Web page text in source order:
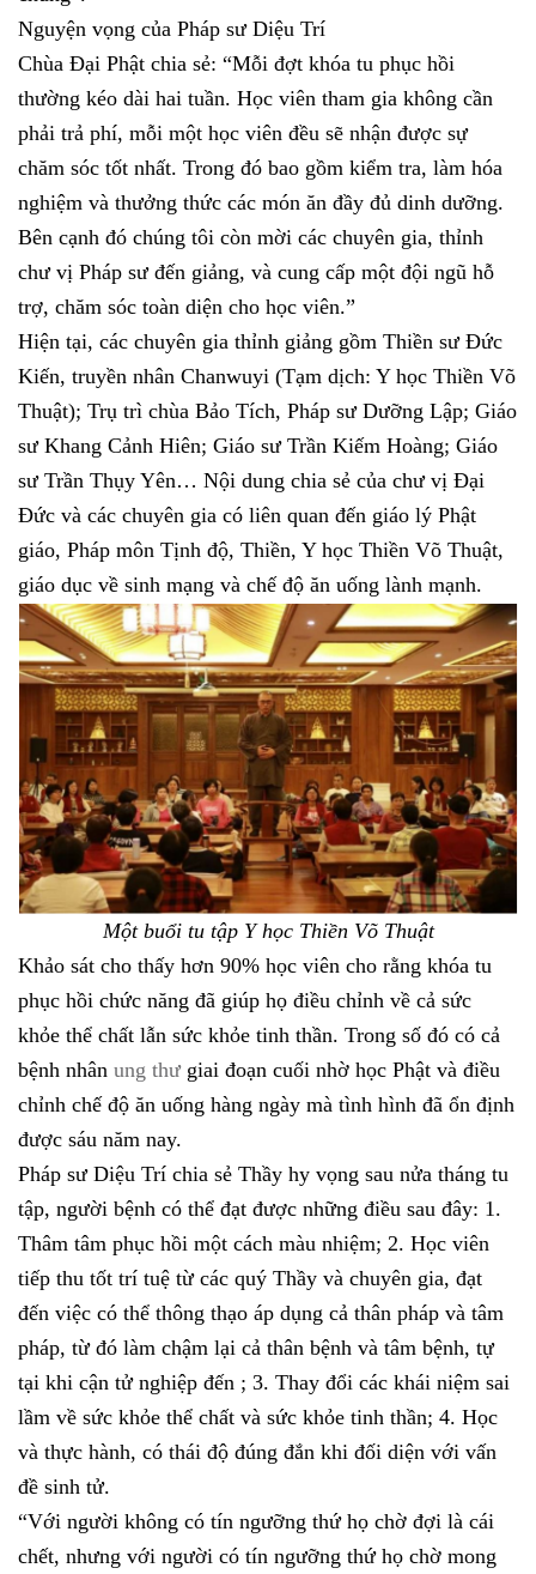
Nguyện vọng của Pháp sư Diệu Trí
Chùa Đại Phật chia sẻ: “Mỗi đợt khóa tu phục hồi
thường kéo dài hai tuần. Học viên tham gia không cần
phải trả phí, mỗi một học viên đều sẽ nhận được sự
chăm sóc tốt nhất. Trong đó bao gồm kiểm tra, làm hóa
nghiệm và thưởng thức các món ăn đầy đủ dinh dưỡng.
Bên cạnh đó chúng tôi còn mời các chuyên gia, thỉnh
chư vị Pháp sư đến giảng, và cung cấp một đội ngũ hỗ
trợ, chăm sóc toàn diện cho học viên.”
Hiện tại, các chuyên gia thỉnh giảng gồm Thiền sư Đức
Kiến, truyền nhân Chanwuyi (Tạm dịch: Y học Thiền Võ
Thuật); Trụ trì chùa Bảo Tích, Pháp sư Dưỡng Lập; Giáo
sư Khang Cảnh Hiên; Giáo sư Trần Kiếm Hoàng; Giáo
sư Trần Thụy Yên… Nội dung chia sẻ của chư vị Đại
Đức và các chuyên gia có liên quan đến giáo lý Phật
giáo, Pháp môn Tịnh độ, Thiền, Y học Thiền Võ Thuật,
giáo dục về sinh mạng và chế độ ăn uống lành mạnh.
Một buổi tu tập Y học Thiền Võ Thuật
Khảo sát cho thấy hơn 90% học viên cho rằng khóa tu
phục hồi chức năng đã giúp họ điều chỉnh về cả sức
khỏe thể chất lẫn sức khỏe tinh thần. Trong số đó có cả
bệnh nhân ung thưgiai đoạn cuối nhờ học Phật và điều
chỉnh chế độ ăn uống hàng ngày mà tình hình đã ổn định
được sáu năm nay.
Pháp sư Diệu Trí chia sẻ Thầy hy vọng sau nửa tháng tu
tập, người bệnh có thể đạt được những điều sau đây: 1.
Thâm tâm phục hồi một cách màu nhiệm; 2. Học viên
tiếp thu tốt trí tuệ từ các quý Thầy và chuyên gia, đạt
đến việc có thể thông thạo áp dụng cả thân pháp và tâm
pháp, từ đó làm chậm lại cả thân bệnh và tâm bệnh, tự
tại khi cận tử nghiệp đến ; 3. Thay đổi các khái niệm sai
lầm về sức khỏe thể chất và sức khỏe tinh thần; 4. Học
và thực hành, có thái độ đúng đắn khi đối diện với vấn
đề sinh tử.
“Với người không có tín ngưỡng thứ họ chờ đợi là cái
chết, nhưng với người có tín ngưỡng thứ họ chờ mong